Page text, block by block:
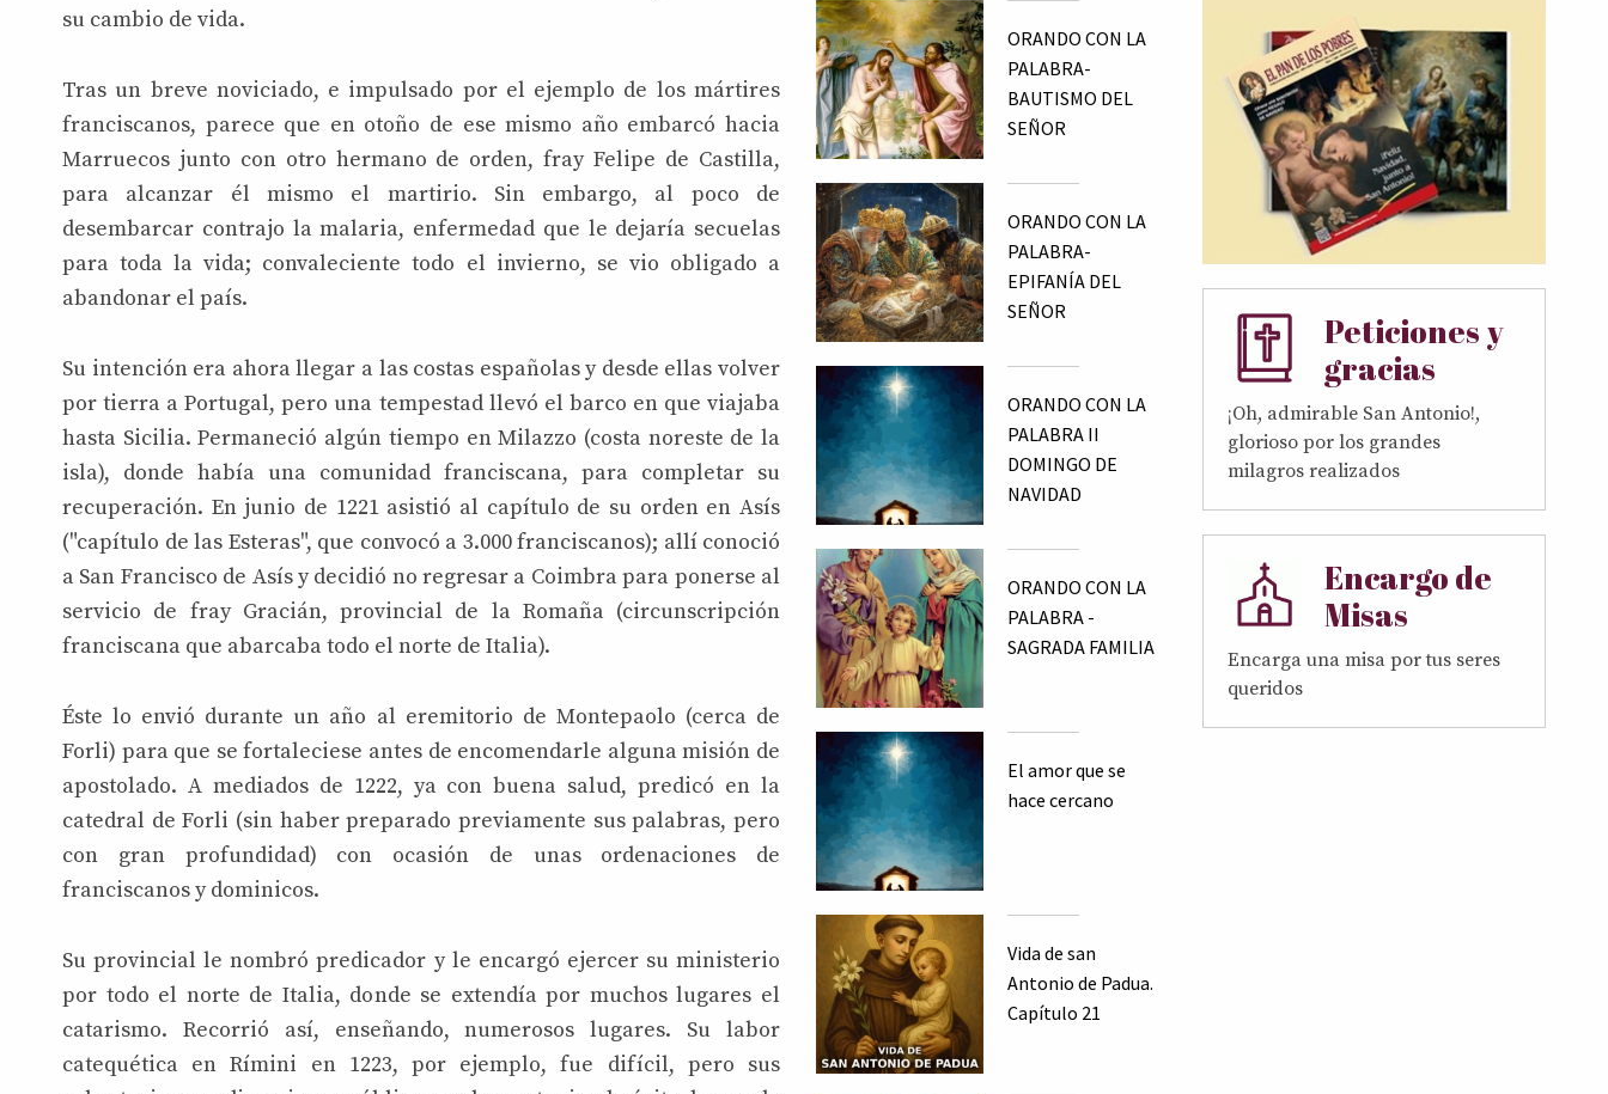
su cambio de vida.
Tras un breve noviciado, e impulsado por el ejemplo de los mártires
franciscanos, parece que en otoño de ese mismo año embarcó hacia
Marruecos junto con otro hermano de orden, fray Felipe de Castilla,
para alcanzar él mismo el martirio. Sin embargo, al poco de
desembarcar contrajo la malaria, enfermedad que le dejaría secuelas
para toda la vida; convaleciente todo el invierno, se vio obligado a
abandonar el país.
Su intención era ahora llegar a las costas españolas y desde ellas volver
por tierra a Portugal, pero una tempestad llevó el barco en que viajaba
hasta Sicilia. Permaneció algún tiempo en Milazzo (costa noreste de la
isla), donde había una comunidad franciscana, para completar su
recuperación. En junio de 1221 asistió al capítulo de su orden en Asís
("capítulo de las Esteras", que convocó a 3.000 franciscanos); allí conoció
a San Francisco de Asís y decidió no regresar a Coimbra para ponerse al
servicio de fray Gracián, provincial de la Romaña (circunscripción
franciscana que abarcaba todo el norte de Italia).
Éste lo envió durante un año al eremitorio de Montepaolo (cerca de
Forli) para que se fortaleciese antes de encomendarle alguna misión de
apostolado. A mediados de 1222, ya con buena salud, predicó en la
catedral de Forli (sin haber preparado previamente sus palabras, pero
con gran profundidad) con ocasión de unas ordenaciones de
franciscanos y dominicos.
Su provincial le nombró predicador y le encargó ejercer su ministerio
por todo el norte de Italia, donde se extendía por muchos lugares el
catarismo. Recorrió así, enseñando, numerosos lugares. Su labor
catequética en Rímini en 1223, por ejemplo, fue difícil, pero sus
ORANDO CON LA
PALABRA-
BAUTISMO DEL
SEÑOR
ORANDO CON LA
PALABRA-
EPIFANÍA DEL
SEÑOR
ORANDO CON LA
PALABRA II
DOMINGO DE
NAVIDAD
ORANDO CON LA
PALABRA -
SAGRADA FAMILIA
El amor que se
hace cercano
Vida de san
Antonio de Padua.
Capítulo 21
Peticiones y
gracias
¡Oh, admirable San Antonio!,
glorioso por los grandes
milagros realizados
Encargo de
Misas
Encarga una misa por tus seres
queridos